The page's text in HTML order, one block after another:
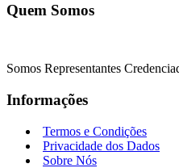
Quem Somos
Somos Representantes
Informações
Termos e Condições
Privacidade dos Dados
Sobre Nós